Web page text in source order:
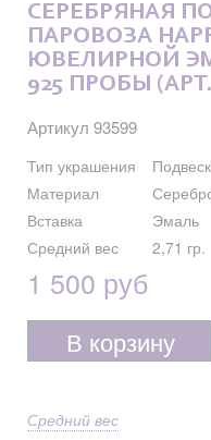
СЕРЕБРЯНАЯ
ПАРОВОЗА
ЮВЕЛИРНОЙ
925 ПРОБЫ (АРТ.
Артикул 93599
Тип украшения
Материал
Вставка
Эмаль
Средний вес
2,71 гр.
1 500 руб
В корзину
Средний вес